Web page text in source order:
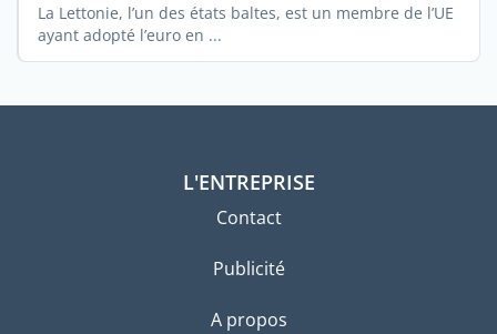
La Lettonie, l’un des états baltes, est un membre de l’UE
ayant adopté l’euro en ...
L'ENTREPRISE
Contact
Publicité
A propos